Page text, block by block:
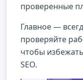
проверенные
Главное —
проверяйте
чтобы
SEO.